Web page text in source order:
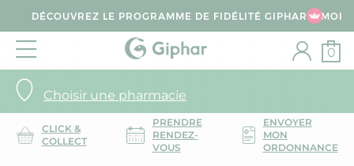
DÉCOUVREZ LE PROGRAMME DE FIDÉLITÉ GIPHAR & MOI
Choisir une pharmacie
0
CLICK &
COLLECT
PRENDRE
RENDEZ-
VOUS
ENVOYER
MON
ORDONNANCE